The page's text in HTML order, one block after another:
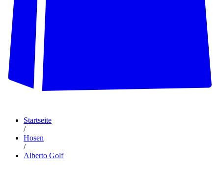
Startseite
/
Hosen
/
Alberto Golf